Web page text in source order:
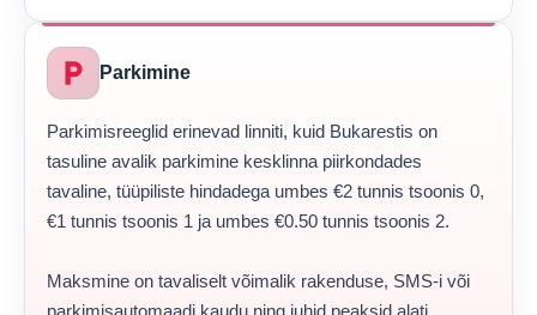
local_parking Parkimine
Parkimisreeglid erinevad linniti, kuid Bukarestis on
tasuline avalik parkimine kesklinna piirkondades
tavaline, tüüpiliste hindadega umbes €2 tunnis tsoonis 0,
€1 tunnis tsoonis 1 ja umbes €0.50 tunnis tsoonis 2.
Maksmine on tavaliselt võimalik rakenduse, SMS-i või